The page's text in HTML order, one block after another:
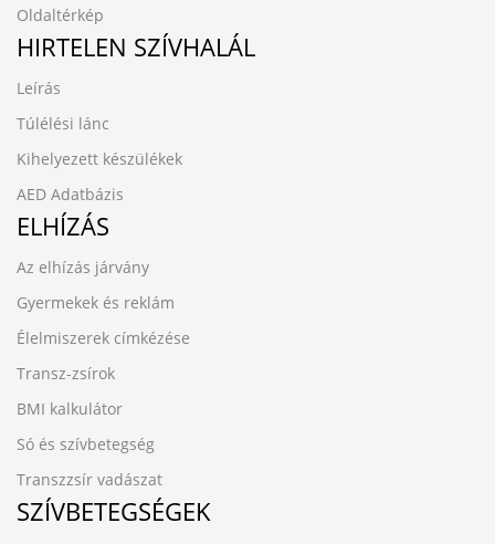
Oldaltérkép
HIRTELEN SZÍVHALÁL
Leírás
Túlélési lánc
Kihelyezett készülékek
AED Adatbázis
ELHÍZÁS
Az elhízás járvány
Gyermekek és reklám
Élelmiszerek címkézése
Transz-zsírok
BMI kalkulátor
Só és szívbetegség
Transzzsír vadászat
SZÍVBETEGSÉGEK